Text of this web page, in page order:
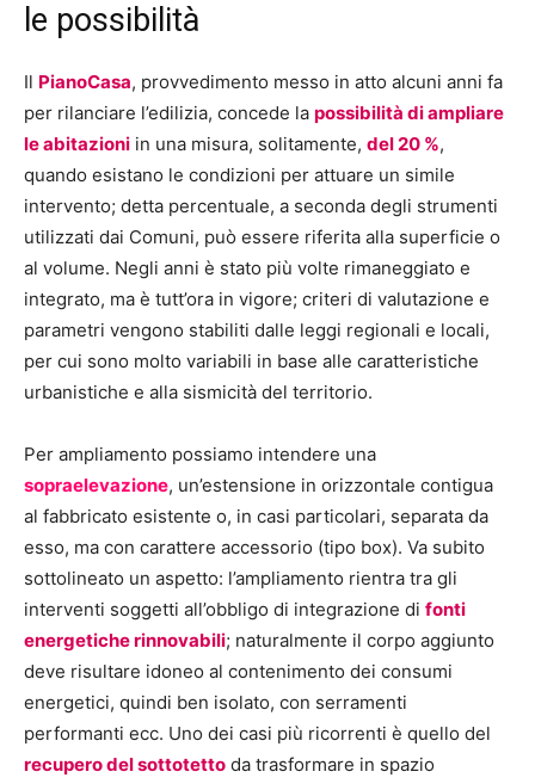
le possibilità
Il PianoCasa, provvedimento messo in atto alcuni anni fa
per rilanciare l’edilizia, concede la possibilità di ampliare
le abitazioni in una misura, solitamente, del 20 %,
quando esistano le condizioni per attuare un simile
intervento; detta percentuale, a seconda degli strumenti
utilizzati dai Comuni, può essere riferita alla superficie o
al volume. Negli anni è stato più volte rimaneggiato e
integrato, ma è tutt’ora in vigore; criteri di valutazione e
parametri vengono stabiliti dalle leggi regionali e locali,
per cui sono molto variabili in base alle caratteristiche
urbanistiche e alla sismicità del territorio.
Per ampliamento possiamo intendere una
sopraelevazione, un’estensione in orizzontale contigua
al fabbricato esistente o, in casi particolari, separata da
esso, ma con carattere accessorio (tipo box). Va subito
sottolineato un aspetto: l’ampliamento rientra tra gli
interventi soggetti all’obbligo di integrazione di fonti
energetiche rinnovabili; naturalmente il corpo aggiunto
deve risultare idoneo al contenimento dei consumi
energetici, quindi ben isolato, con serramenti
performanti ecc. Uno dei casi più ricorrenti è quello del
recupero del sottotetto da trasformare in spazio